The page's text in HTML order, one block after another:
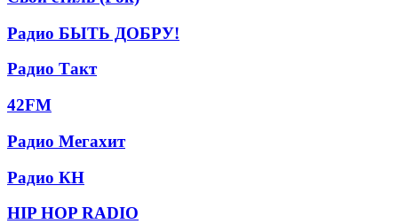
(Рок)
Радио
БЫТЬ
ДОБРУ!
Радио БЫТЬ ДОБРУ!
Радио
Такт
Радио Такт
42FM
42FM
Радио
Мегахит
Радио Мегахит
Радио
Радио КН
HIP
HIP HOP RADIO